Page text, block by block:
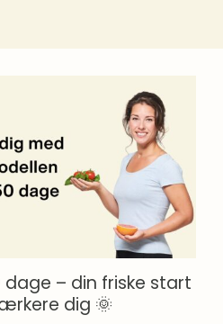
– din friske start
dig 🌞